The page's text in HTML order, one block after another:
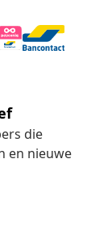
die
en nieuwe